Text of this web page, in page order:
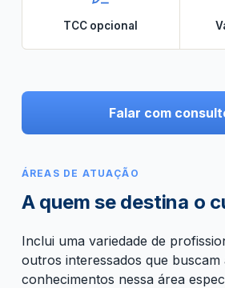
TCC opcional
Falar com
ÁREAS DE ATUAÇÃO
A quem se destina o
Inclui uma variedade de
outros interessados que
conhecimentos nessa área